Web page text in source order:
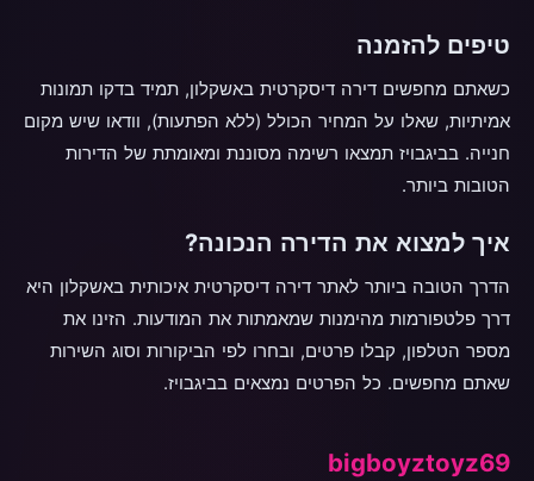
טיפים להזמנה
כשאתם מחפשים דירה דיסקרטית באשקלון, תמיד בדקו תמונות
אמיתיות, שאלו על המחיר הכולל (ללא הפתעות), וודאו שיש מקום
חנייה. בביגבויז תמצאו רשימה מסוננת ומאומתת של הדירות
הטובות ביותר.
איך למצוא את הדירה הנכונה?
הדרך הטובה ביותר לאתר דירה דיסקרטית איכותית באשקלון היא
דרך פלטפורמות מהימנות שמאמתות את המודעות. הזינו את
מספר הטלפון, קבלו פרטים, ובחרו לפי הביקורות וסוג השירות
שאתם מחפשים. כל הפרטים נמצאים בביגבויז.
bigboyztoyz69